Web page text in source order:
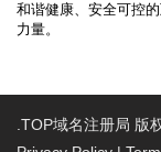
和谐健康、安全可控
力量。
.TOP域名注册局 版